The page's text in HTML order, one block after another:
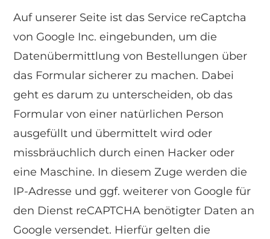
Auf unserer Seite ist das Service reCaptcha
von Google Inc. eingebunden, um die
Datenübermittlung von Bestellungen über
das Formular sicherer zu machen. Dabei
geht es darum zu unterscheiden, ob das
Formular von einer natürlichen Person
ausgefüllt und übermittelt wird oder
missbräuchlich durch einen Hacker oder
eine Maschine. In diesem Zuge werden die
IP-Adresse und ggf. weiterer von Google für
den Dienst reCAPTCHA benötigter Daten an
Google versendet. Hierfür gelten die